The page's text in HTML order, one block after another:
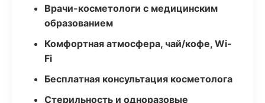
Врачи-косметологи с медицинским
образованием
Комфортная атмосфера, чай/кофе, Wi-
Fi
Бесплатная консультация косметолога
Стерильность и одноразовые